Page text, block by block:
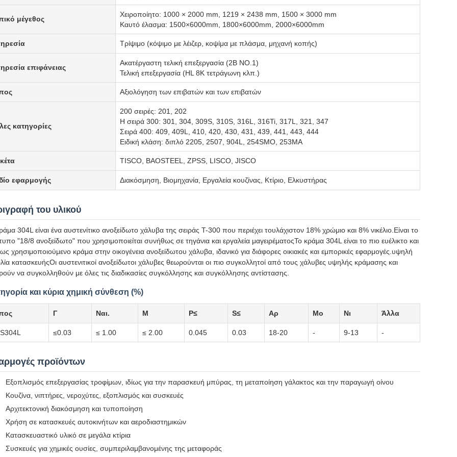
μέγεθος
Χειροποίητο: 1000 × 2000 mm, 1219 × 2438 mm, 1500 × 3000 mm
Καυτό έλασμα: 1500×6000mm, 1800×6000mm, 2000×6000mm
Τρίψιμο (κόψιμο με λέιζερ, κοψίμα με πλάσμα, μηχανή κοπής)
επιφάνειας
Ακατέργαστη τελική επεξεργασία (2B NO.1)
Τελική επεξεργασία (HL 8K τετράγωνη κλπ.)
Αξιολόγηση των επιβατών και των επιβατών
κατηγορίες
200 σειρές: 201, 202
Η σειρά 300: 301, 304, 309S, 310S, 316L, 316Ti, 317L, 321, 347
Σειρά 400: 409, 409L, 410, 420, 430, 431, 439, 441, 443, 444
Ειδική κλάση: διπλό 2205, 2507, 904L, 254SMO, 253MA
TISCO, BAOSTEEL, ZPSS, LISCO, JISCO
εφαρμογής Διακόσμηση, Βιομηχανία, Εργαλεία κουζίνας, Κτίριο, Ελκυστήρας
του υλικού
304L είναι ένα αυστενίτικο ανοξείδωτο χάλυβα της σειράς T-300 που περιέχει τουλάχιστον 18% χρώμιο και 8% νικέλιο.Είναι το
"18/8 ανοξείδωτο" που χρησιμοποιείται συνήθως σε τηγάνια και εργαλεία μαγειρέματοςΤο κράμα 304L είναι το πιο ευέλικτο και
χρησιμοποιούμενο κράμα στην οικογένεια ανοξείδωτου χάλυβα, ιδανικό για διάφορες οικιακές και εμπορικές εφαρμογές.υψηλή
κατασκευήςΟι αυστενιτικοί ανοξείδωτοι χάλυβες θεωρούνται οι πιο συγκολλητοί από τους χάλυβες υψηλής κράμασης και
να συγκολληθούν με όλες τις διαδικασίες συγκόλλησης και συγκόλλησης αντίστασης.
και κύρια χημική σύνθεση (%)
Γ Ναι. Μ P≤ S≤ Αρ Μo Νι Άλλα
≤0.03 ≤ 1.00 ≤ 2.00 0.045 0.03 18-20 - 9-13 -
προϊόντων
Εξοπλισμός επεξεργασίας τροφίμων, ιδίως για την παρασκευή μπύρας, τη μεταποίηση γάλακτος και την παραγωγή οίνου
Κουζίνα, νιπτήρες, νεροχύτες, εξοπλισμός και συσκευές
Αρχιτεκτονική διακόσμηση και τυποποίηση
Χρήση σε κατασκευές αυτοκινήτων και αεροδιαστημικών
Κατασκευαστικό υλικό σε μεγάλα κτίρια
Συσκευές για χημικές ουσίες, συμπεριλαμβανομένης της μεταφοράς